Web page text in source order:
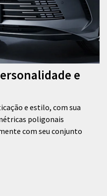
e
e estilo, com sua
poligonais
com seu conjunto